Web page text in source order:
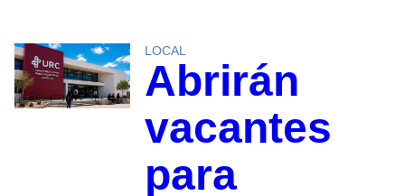
LOCAL
Abrirán
vacantes
para